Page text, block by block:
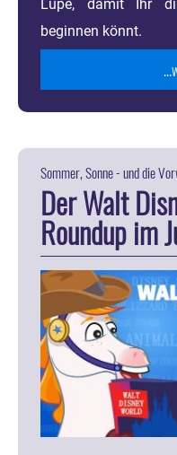
Lupe, damit Ihr
beginnen könnt.
Sommer, Sonne - und die
Der Walt
Roundup im